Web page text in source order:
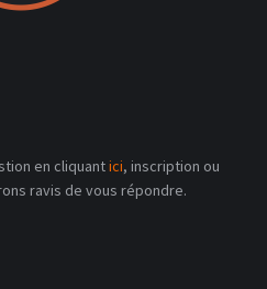
en cliquantici, inscription ou
ravis de vous répondre.